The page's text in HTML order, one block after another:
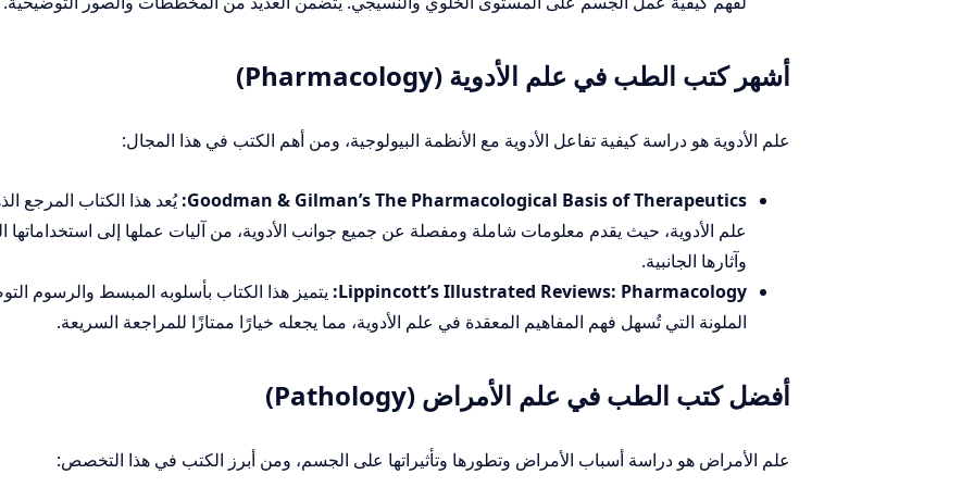
أشهر كتب الطب في علم الأدوية (Pharmacology)
علم الأدوية هو دراسة كيفية تفاعل الأدوية مع الأنظمة البيولوجية، ومن أهم الكتب في هذا المجال:
Goodman & Gilman’s The Pharmacological Basis of Therapeutics: يُعد هذا الكتاب المرجع
علم الأدوية، حيث يقدم معلومات شاملة ومفصلة عن جميع جوانب الأدوية، من آليات عملها إلى استخداماتها
وآثارها الجانبية.
Lippincott’s Illustrated Reviews: Pharmacology: يتميز هذا الكتاب بأسلوبه المبسط والرسوم
الملونة التي تُسهل فهم المفاهيم المعقدة في علم الأدوية، مما يجعله خيارًا ممتازًا للمراجعة السريعة.
أفضل كتب الطب في علم الأمراض (Pathology)
علم الأمراض هو دراسة أسباب الأمراض وتطورها وتأثيراتها على الجسم، ومن أبرز الكتب في هذا التخصص: